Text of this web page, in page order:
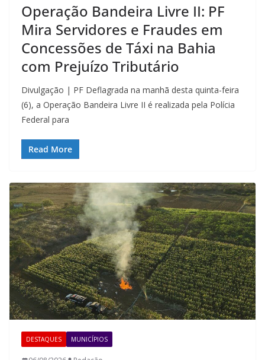
Operação Bandeira Livre II: PF
Mira Servidores e Fraudes em
Concessões de Táxi na Bahia
com Prejuízo Tributário
Divulgação | PF Deflagrada na manhã desta quinta-feira
(6), a Operação Bandeira Livre II é realizada pela Polícia
Federal para
Read More
DESTAQUES MUNICÍPIOS